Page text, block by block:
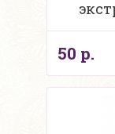
50 р.